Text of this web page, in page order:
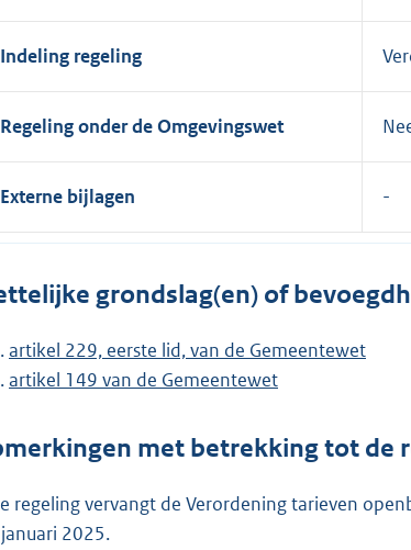
Indeling regeling
Regeling onder de Omgevingswet
Externe bijlagen
grondslag(en) of
artikel 229, eerste lid, van de Gemeentewet
artikel 149 van de Gemeentewet
met betrekking tot de
regeling vervangt de Verordening tarieven
2025.